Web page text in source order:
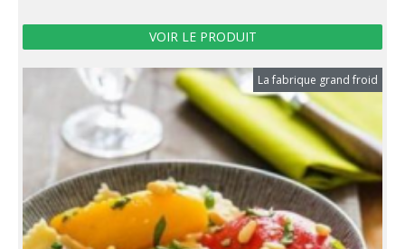
VOIR LE PRODUIT
La fabrique grand froid